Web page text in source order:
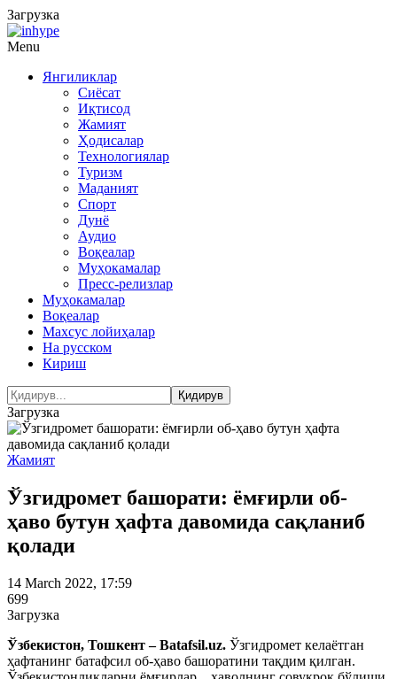
Загрузка
Menu
Янгиликлар
Сиёсат
Иқтисод
Жамият
Ҳодисалар
Технологиялар
Туризм
Маданият
Спорт
Дунё
Аудио
Воқеалар
Муҳокамалар
Пресс-релизлар
Муҳокамалар
Воқеалар
Махсус лойиҳалар
На русском
Кириш
Загрузка
Жамият
Ўзгидромет башорати: ёмғирли об-
ҳаво бутун ҳафта давомида сақланиб
қолади
14 March 2022, 17:59
699
Загрузка
Ўзбекистон, Тошкент – Batafsil.uz. Ўзгидромет келаётган
ҳафтанинг батафсил об-ҳаво башоратини тақдим қилган.